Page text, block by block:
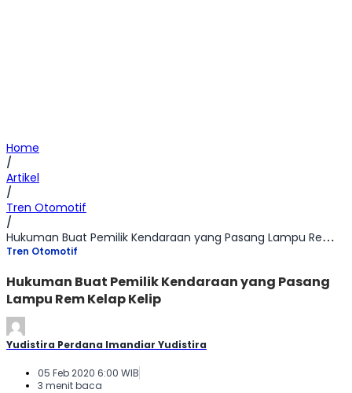
Home
/
Artikel
/
Tren Otomotif
/
Hukuman Buat Pemilik Kendaraan yang Pasang Lampu Rem Kelap Kelip
Tren Otomotif
Hukuman Buat Pemilik Kendaraan yang Pasang
Lampu Rem Kelap Kelip
Yudistira Perdana Imandiar Yudistira
05 Feb 2020 6:00 WIB
3 menit baca